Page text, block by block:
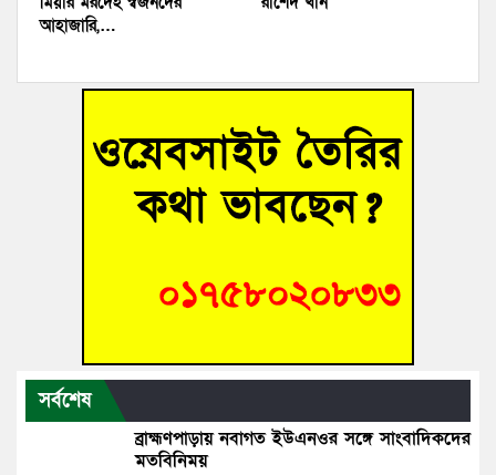
আহাজারি,…
সর্বশেষ
ব্রাহ্মণপাড়ায় নবাগত ইউএনওর সঙ্গে সাংবাদিকদের
মতবিনিময়